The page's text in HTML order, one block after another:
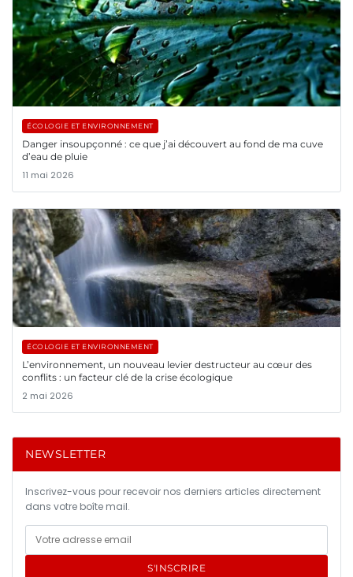
ÉCOLOGIE ET ENVIRONNEMENT
Danger insoupçonné : ce que j’ai découvert au fond de ma cuve
d’eau de pluie
11 mai 2026
ÉCOLOGIE ET ENVIRONNEMENT
L’environnement, un nouveau levier destructeur au cœur des
conflits : un facteur clé de la crise écologique
2 mai 2026
NEWSLETTER
Inscrivez-vous pour recevoir nos derniers articles directement
dans votre boîte mail.
S'INSCRIRE